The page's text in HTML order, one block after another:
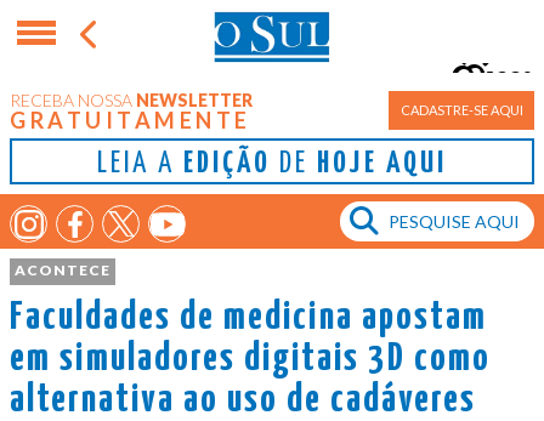
RECEBA NOSSA NEWSLETTER
GRATUITAMENTE CADASTRE-SE AQUI
LEIA A EDIÇÃO DE HOJE AQUI
Porto Alegre
22°
ACONTECE
Faculdades de medicina apostam
em simuladores digitais 3D como
alternativa ao uso de cadáveres